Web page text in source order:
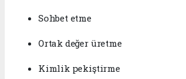
Sohbet etme
Ortak değer üretme
Kimlik pekiştirme